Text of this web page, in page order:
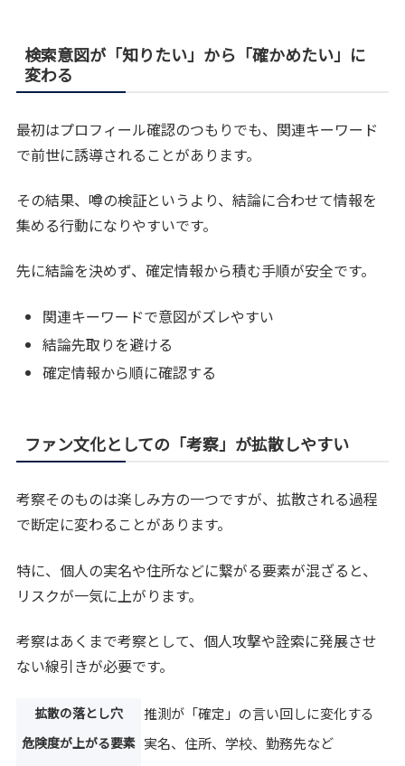
検索意図が「知りたい」から「確かめたい」に
変わる
最初はプロフィール確認のつもりでも、関連キーワード
で前世に誘導されることがあります。
その結果、噂の検証というより、結論に合わせて情報を
集める行動になりやすいです。
先に結論を決めず、確定情報から積む手順が安全です。
関連キーワードで意図がズレやすい
結論先取りを避ける
確定情報から順に確認する
ファン文化としての「考察」が拡散しやすい
考察そのものは楽しみ方の一つですが、拡散される過程
で断定に変わることがあります。
特に、個人の実名や住所などに繋がる要素が混ざると、
リスクが一気に上がります。
考察はあくまで考察として、個人攻撃や詮索に発展させ
ない線引きが必要です。
拡散の落とし穴 推測が「確定」の言い回しに変化する
危険度が上がる要素 実名、住所、学校、勤務先など